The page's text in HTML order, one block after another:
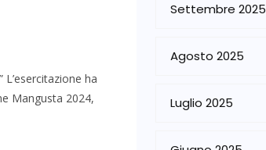
L’esercitazione ha
Mangusta 2024,
Settembre 2025
Agosto 2025
Luglio 2025